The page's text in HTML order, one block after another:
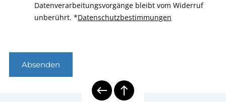
Datenverarbeitungsvorgänge bleibt vom Widerruf
unberührt. *Datenschutzbestimmungen
Absenden